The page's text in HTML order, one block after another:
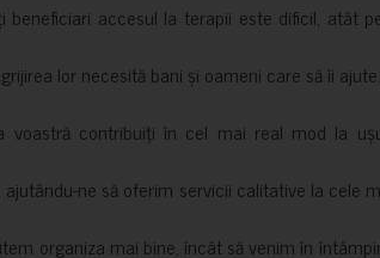
beneficiari accesul la terapii este dificil, atât
lor necesită bani și oameni care să îi ajute.
voastră contribuiți în cel mai real mod la
ajutându-ne să oferim servicii calitative la cele
organiza mai bine, încât să venim în